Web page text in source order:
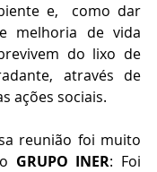
e,  como dar
melhoria de vida
do lixo de
através de
ações sociais.
reunião foi muito
GRUPO INER: Foi